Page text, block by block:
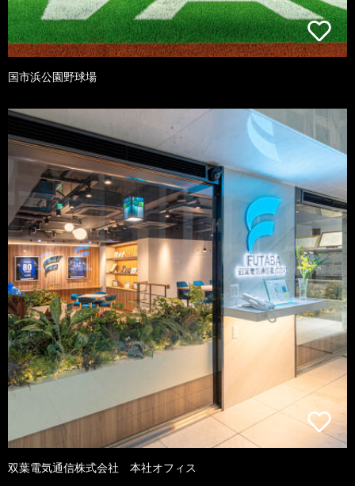
国市浜公園野球場
双葉電気通信株式会社 本社オフィス